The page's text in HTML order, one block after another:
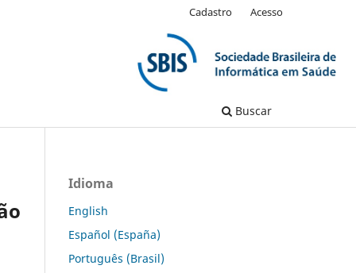
Buscar
Cadastro Acesso
Idioma
English
Español (España)
Português (Brasil)